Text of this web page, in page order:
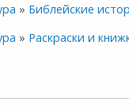
» Библейские
» Раскраски и